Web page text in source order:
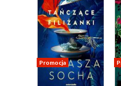
Promocja